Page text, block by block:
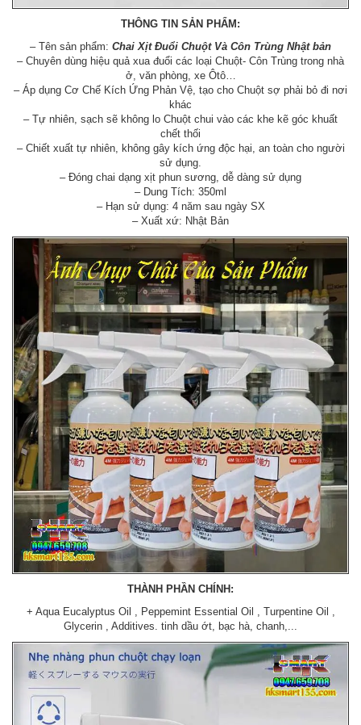
THÔNG TIN SẢN PHẨM:
– Tên sản phẩm: Chai Xịt Đuổi Chuột Và Côn Trùng Nhật bản
– Chuyên dùng hiệu quả xua đuổi các loại Chuột- Côn Trùng trong nhà
ở, văn phòng, xe Ôtô…
– Áp dụng Cơ Chế Kích Ứng Phản Vệ, tạo cho Chuột sợ phải bỏ đi nơi
khác
– Tự nhiên, sạch sẽ không lo Chuột chui vào các khe kẽ góc khuất
chết thối
– Chiết xuất tự nhiên, không gây kích ứng độc hại, an toàn cho người
sử dụng.
– Đóng chai dạng xịt phun sương, dễ dàng sử dụng
– Dung Tích: 350ml
– Hạn sử dụng: 4 năm sau ngày SX
– Xuất xứ: Nhật Bản
THÀNH PHẦN CHÍNH:
+ Aqua Eucalyptus Oil , Peppemint Essential Oil , Turpentine Oil ,
Glycerin , Additives. tinh dầu ớt, bạc hà, chanh,...